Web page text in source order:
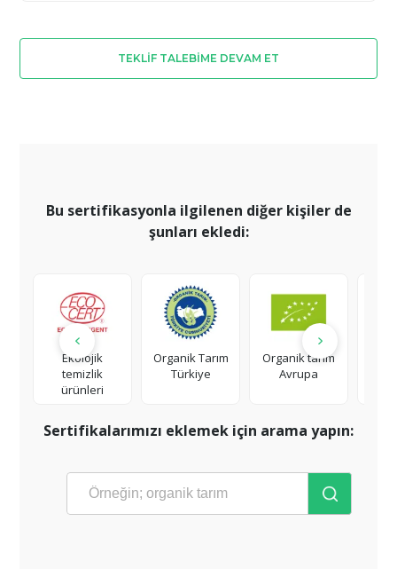
TEKLIF TALEBIME DEVAM ET
Bu sertifikasyonla ilgilenen diğer kişiler de
şunları ekledi:
Ekolojik
temizlik
ürünleri
Organik Tarım
Türkiye
Organik tarım
Avrupa
Sertifikalarımızı eklemek için arama yapın: